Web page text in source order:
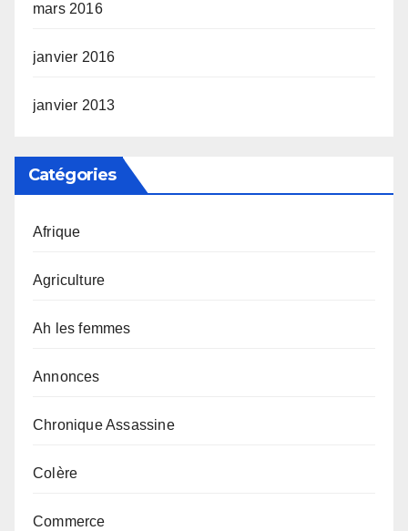
mars 2016
janvier 2016
janvier 2013
Catégories
Afrique
Agriculture
Ah les femmes
Annonces
Chronique Assassine
Colère
Commerce